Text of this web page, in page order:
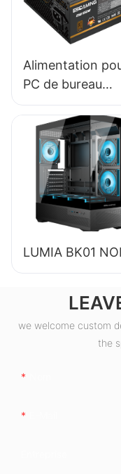
Alimentation
PC de bureau
ESGAMING
haute qualité,
rendement 85%,
certification 80+
Bronze ESB550W
LUMIA BK01
we welcome custom
the